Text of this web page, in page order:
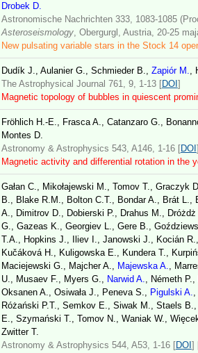
Drobek D.
Astronomische Nachrichten 333, 1083-1085
Asteroseismology, Obergurgl, Austria, 20-25
New pulsating variable stars in the Stock 14
Dudík J., Aulanier G., Schmieder B., Zapiór M.,
The Astrophysical Journal 761, 9, 1-13 [DOI ]
Magnetic topology of bubbles in quiescent
Fröhlich H.-E., Frasca A., Catanzaro G.,
Montes D.
Astronomy & Astrophysics 543, A146, 1-16 [DOI
Magnetic activity and differential rotation in the
Gałan C., Mikołajewski M., Tomov T.,
B., Blake R.M., Bolton C.T., Bondar A., Brát L.,
A., Dimitrov D., Dobierski P., Drahus M.,
G., Gazeas K., Georgiev L., Gere B.,
T.A., Hopkins J., Iliev I., Janowski J., Kocián R.,
Kučáková H., Kuligowska E., Kundera T.,
Maciejewski G., Majcher A., Majewska A.,
U., Musaev F., Myers G., Narwid A., Németh P.,
Oksanen A., Osiwała J., Peneva S., Pigulski A.,
Różański P.T., Semkov E., Siwak M., Staels
E., Szymański T., Tomov N., Waniak W.,
Zwitter T.
Astronomy & Astrophysics 544, A53, 1-16 [DOI ]